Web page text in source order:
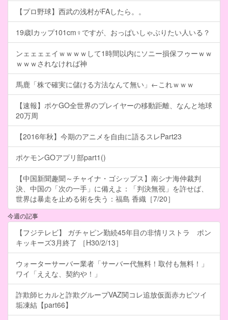
【プロ野球】西武の浅村がFAしたら。。
19歳Iカップ101cm♀ですが、おっぱいしゃぶりたい人いる？
ンェェェェイｗｗｗｗして1時間以内にソニー損保フゥーｗｗ
ｗｗｗされなければ神
馬鹿「株で確実に儲ける方法なんて無い」←これｗｗｗ
【速報】ポケGO全世界のプレイヤーの移動距離、なんと地球
20万周
【2016年秋】今期のアニメを自由に語るスレPart23
ポケモンGOアプリ部part1()
【中国新聞趣聞～チャイナ・ゴシップス】南シナ海仲裁判
決、中国の「次の一手」に備えよ：「判決無視」を許せば、
世界は暴走を止める術を失う：福島 香織［7/20］
今週の記事
【フジテレビ】 ガチャピン勤続45年目の非情リストラ ポン
キッキーズ3月終了 ［H30/2/13］
ウォーターサーバー業者「サーバー代無料！取付も無料！」
ワイ「ええな、契約や！」
詐欺師ヒカルと詐欺グループVAZ関コレ追放仮面赤カビツイ
垢凍結【part66】